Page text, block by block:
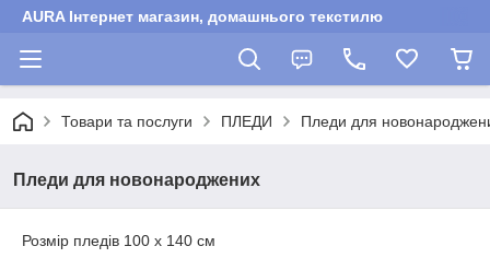
AURA Інтернет магазин, домашнього текстилю
Товари та послуги ПЛЕДИ Пледи для
Пледи для новонароджених
Розмір пледів 100 х 140 см